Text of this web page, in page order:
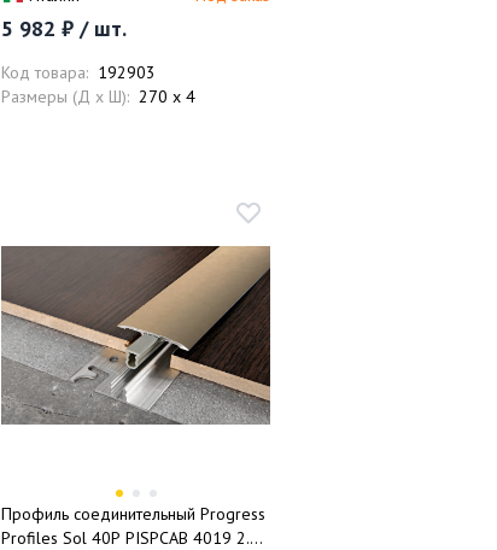
5 982 ₽ / шт.
Код товара: 192903
Размеры (Д x Ш): 270 x 4
Профиль соединительный Progress
Profiles Sol 40P PISPCAB 4019 2.7